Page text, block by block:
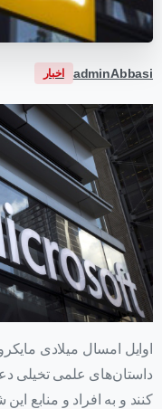
adminAbbasi اخبار
اوایل امسال میلادی
داستان‌های علمی تخیلی
کنند و به افراد و منابع